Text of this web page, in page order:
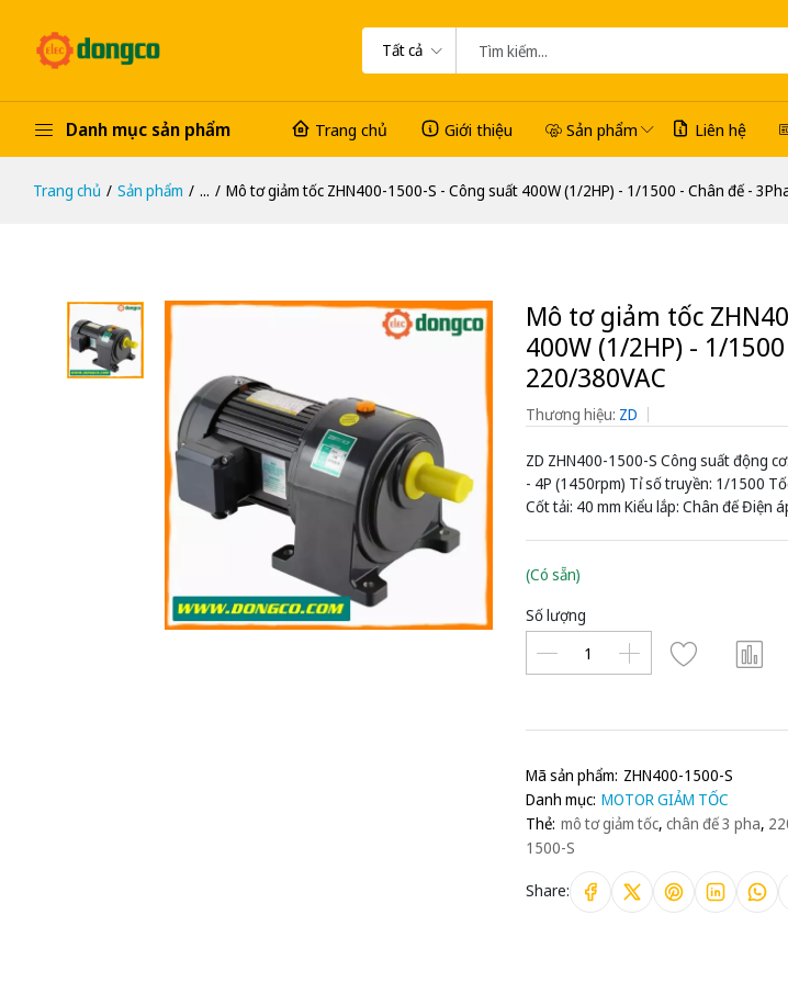
Tất cả
Danh mục sản phẩm Trang chủ Giới thiệu Sản phẩm Liên hệ
Trang chủ Sản phẩm ... Mô tơ giảm tốc ZHN400-1500-S - Công suất 400W (1/2HP) - 1/1500 - Chân đế -
Mô tơ giảm tốc
400W (1/2HP) - 1/
220/380VAC
Thương hiệu: ZD
ZD ZHN400-1500-S Công suất động
- 4P (1450rpm) Tỉ số truyền: 1/1500
Cốt tải: 40 mm Kiểu lắp: Chân đế Điện
(Có sẵn)
Số lượng
Mã sản phẩm: ZHN400-1500-S
Danh mục: MOTOR GIẢM TỐC
Thẻ: mô tơ giảm tốc, chân đế 3 pha,
1500-S
Share: